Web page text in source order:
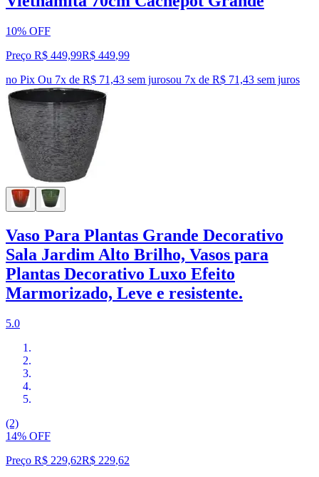
10% OFF
Preço R$ 449,99R$ 449,99
no Pix Ou 7x de R$ 71,43 sem jurosou 7x de R$ 71,43 sem juros
Vaso Para Plantas Grande Decorativo
Sala Jardim Alto Brilho, Vasos para
Plantas Decorativo Luxo Efeito
Marmorizado, Leve e resistente.
5.0
(2)
14% OFF
Preço R$ 229,62R$ 229,62